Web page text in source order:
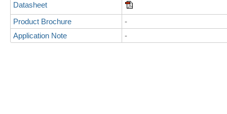
Datasheet
Product Brochure
-
Application Note
-